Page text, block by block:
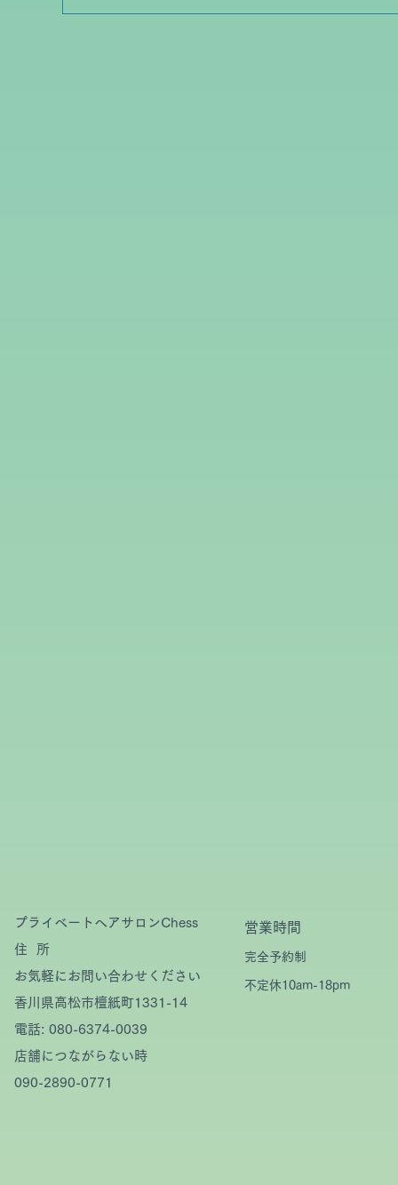
プライベートヘアサロンChess
住 所
お気軽にお問い合わせください
香川県高松市檀紙町1331-14
電話: 080-6374-0039
店舗につながらない時
090-2890-0771
​営業時間
完全予約制
​不定休10am-18pm